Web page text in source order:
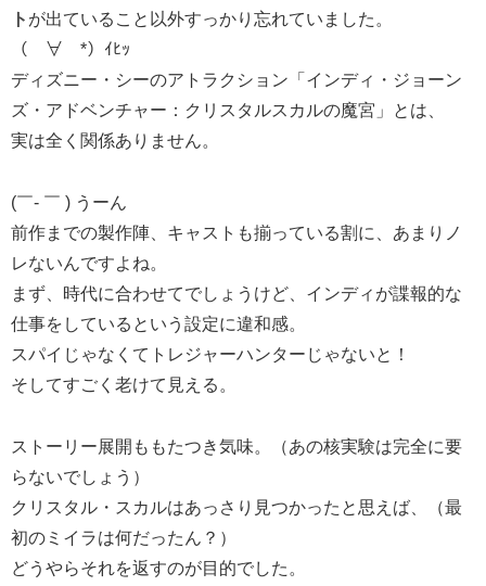
ト が出ていること以外すっかり忘れていました。
（￣∀￣*）ｲﾋｯ
ディズニー・シーのアトラクション「インディ・ジョーン
ズ・アドベンチャー：クリスタルスカルの魔宮」とは、
実は全く関係ありません。
(￣- ￣ ) うーん
前作までの製作陣、キャストも揃っている割に、あまりノ
レないんですよね。
まず、時代に合わせてでしょうけど、インディが諜報的な
仕事をしているという設定に違和感。
スパイじゃなくてトレジャーハンターじゃないと！
そしてすごく老けて見える。
ストーリー展開ももたつき気味。（あの核実験は完全に要
らないでしょう）
クリスタル・スカルはあっさり見つかったと思えば、（最
初のミイラは何だったん？）
どうやらそれを返すのが目的でした。